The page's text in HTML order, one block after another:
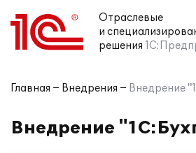
Отраслевые
и
решения
Главная Внедрения Внедрение
Внедрение